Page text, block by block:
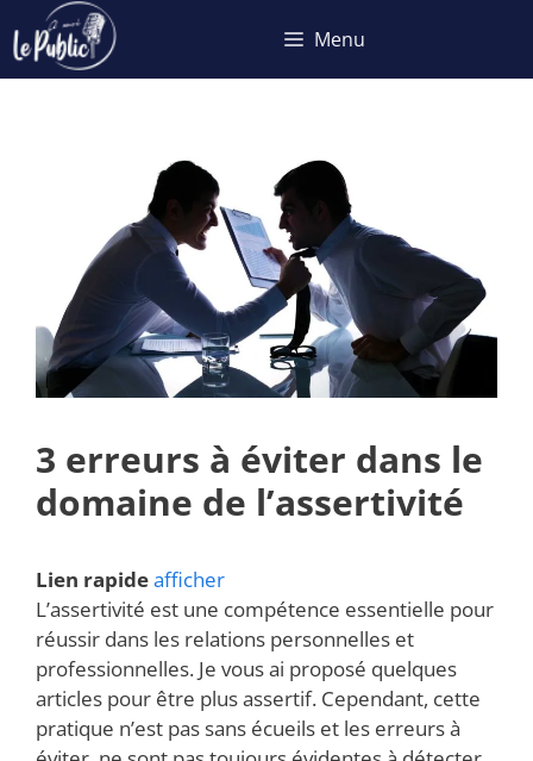
au
contenu
Menu
3 erreurs à éviter dans le
domaine de l’assertivité
Lien rapideafficher
L’assertivité est une compétence essentielle pour
réussir dans les relations personnelles et
professionnelles. Je vous ai proposé quelques
articles pour être plus assertif. Cependant, cette
pratique n’est pas sans écueils et les erreurs à